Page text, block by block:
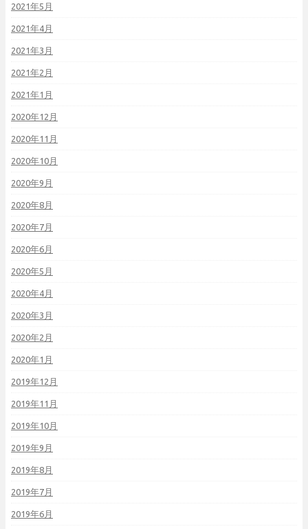
2021年5月
2021年4月
2021年3月
2021年2月
2021年1月
2020年12月
2020年11月
2020年10月
2020年9月
2020年8月
2020年7月
2020年6月
2020年5月
2020年4月
2020年3月
2020年2月
2020年1月
2019年12月
2019年11月
2019年10月
2019年9月
2019年8月
2019年7月
2019年6月